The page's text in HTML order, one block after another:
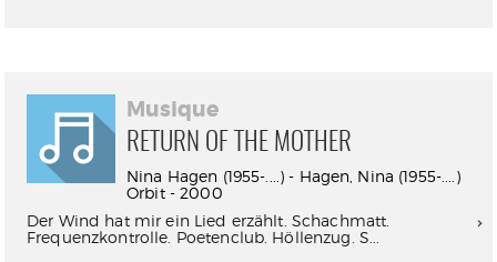
Musique
RETURN OF THE MOTHER
Nina Hagen (1955-....) - Hagen, Nina (1955-....)
Orbit - 2000
Der Wind hat mir ein Lied erzählt. Schachmatt.
Frequenzkontrolle. Poetenclub. Höllenzug. S...